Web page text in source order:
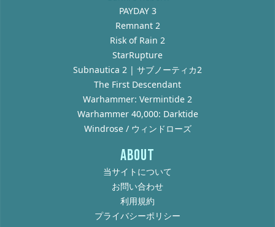
PAYDAY 3
Remnant 2
Risk of Rain 2
StarRupture
Subnautica 2 | サブノーティカ2
The First Descendant
Warhammer: Vermintide 2
Warhammer 40,000: Darktide
Windrose / ウィンドローズ
ABOUT
当サイトについて
お問い合わせ
利用規約
プライバシーポリシー